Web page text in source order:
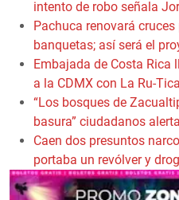
intento de robo señala
Pachuca renovará
banquetas; así será el
Embajada de Costa Rica
a la CDMX con La Ru-
“Los bosques de
basura” ciudadanos
Caen dos presuntos
portaba un revólver y